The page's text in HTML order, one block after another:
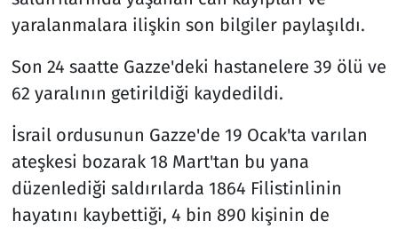
yaralanmalara ilişkin son bilgiler paylaşıldı.
Son 24 saatte Gazze'deki hastanelere 39 ölü ve
62 yaralının getirildiği kaydedildi.
İsrail ordusunun Gazze'de 19 Ocak'ta varılan
ateşkesi bozarak 18 Mart'tan bu yana
düzenlediği saldırılarda 1864 Filistinlinin
hayatını kaybettiği, 4 bin 890 kişinin de
Teknoloji ve Bilim
Televizyon